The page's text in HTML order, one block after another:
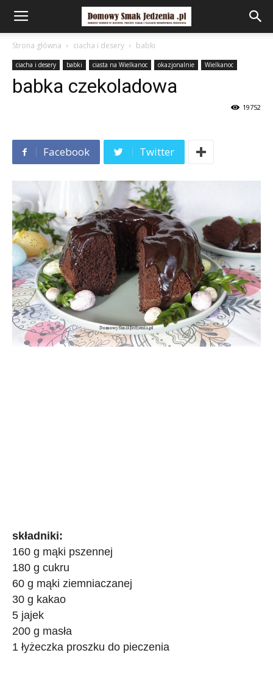
Strona główna ciacha i desery babki
ciacha i desery babki ciasta na Wielkanoc okazjonalnie Wielkanoc
babka czekoladowa
19752
Facebook Twitter
składniki:
160 g mąki pszennej
180 g cukru
60 g mąki ziemniaczanej
30 g kakao
5 jajek
200 g masła
1 łyżeczka proszku do pieczenia